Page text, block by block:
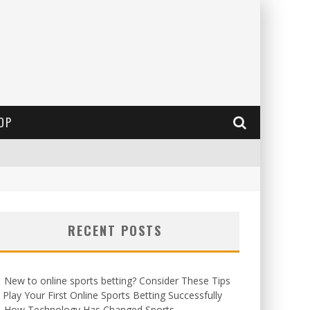
RECENT POSTS
New to online sports betting? Consider These Tips
Your First Online Sports Betting Successfully